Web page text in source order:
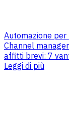
Automazione per
Channel
affitti brevi: 7
Leggi di più